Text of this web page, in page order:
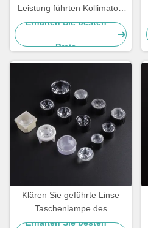
Leistung führten Kollimator-
Linse, ROHS geführtes
Erhalten Sie besten
Preis
Klären Sie geführte Linse
Taschenlampe des
Kollimators PMMA 40 Grad,
Erhalten Sie besten